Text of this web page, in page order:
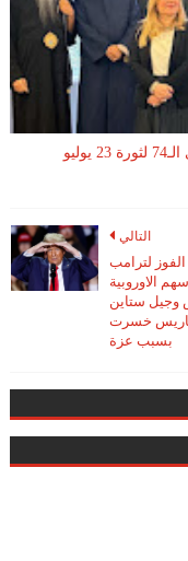
التالي
الفوز لترامب
الاوروبية
وجيل ستاين
هاريس خسرت
بسبب عزة